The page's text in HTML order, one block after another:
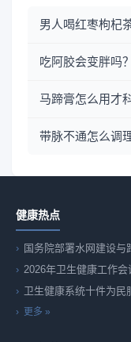
男人喝红枣枸杞
吃阿胶会变胖吗
马蹄膏怎么用才
带脉不通怎么调
健康热点
国务院部署水网建设与
2026年卫生健康工作会
卫生健康系统十件为民
更多 »